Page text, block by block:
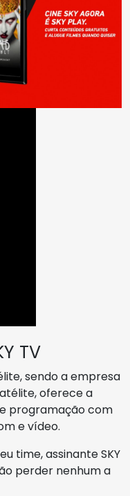
TV
sendo a empresa
oferece a
programação com
e vídeo.
time, assinante SKY
perder nenhum a